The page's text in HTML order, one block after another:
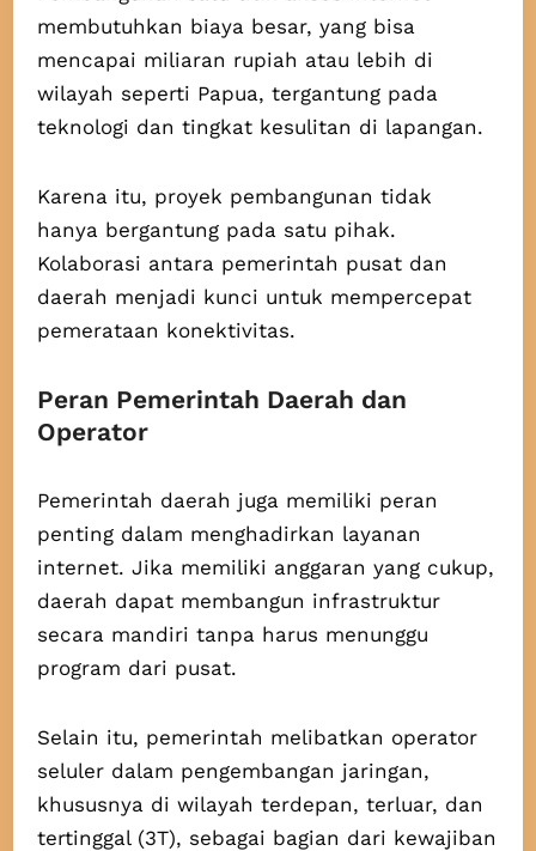
membutuhkan biaya besar, yang bisa
mencapai miliaran rupiah atau lebih di
wilayah seperti Papua, tergantung pada
teknologi dan tingkat kesulitan di lapangan.
Karena itu, proyek pembangunan tidak
hanya bergantung pada satu pihak.
Kolaborasi antara pemerintah pusat dan
daerah menjadi kunci untuk mempercepat
pemerataan konektivitas.
Peran Pemerintah Daerah dan
Operator
Pemerintah daerah juga memiliki peran
penting dalam menghadirkan layanan
internet. Jika memiliki anggaran yang cukup,
daerah dapat membangun infrastruktur
secara mandiri tanpa harus menunggu
program dari pusat.
Selain itu, pemerintah melibatkan operator
seluler dalam pengembangan jaringan,
khususnya di wilayah terdepan, terluar, dan
tertinggal (3T), sebagai bagian dari kewajiban